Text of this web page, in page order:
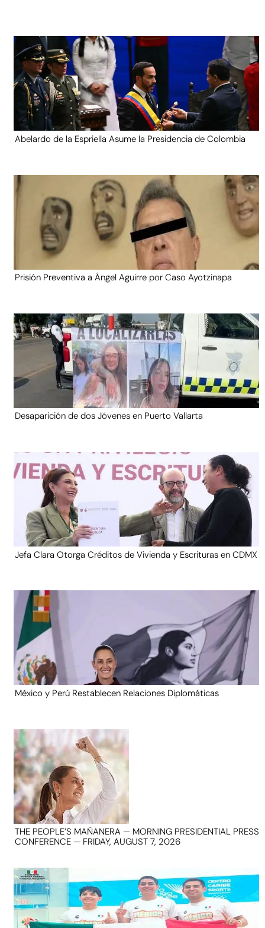
Abelardo de la Espriella Asume la Presidencia de Colombia
Prisión Preventiva a Ángel Aguirre por Caso Ayotzinapa
Desaparición de dos Jóvenes en Puerto Vallarta
Jefa Clara Otorga Créditos de Vivienda y Escrituras en CDMX
México y Perú Restablecen Relaciones Diplomáticas
THE PEOPLE’S MAÑANERA — MORNING PRESIDENTIAL PRESS
CONFERENCE — FRIDAY, AUGUST 7, 2026